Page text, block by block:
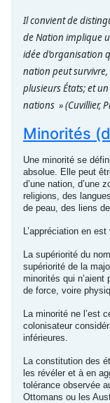
Il convient de
de Nation implique
idée d’organisation
nation peut survivre,
plusieurs États; et
nations »(Cuvillier,
Minorités
Une minorité se
absolue. Elle peut
d’une nation, d’une
religions, des
de peau, des liens
L’appréciation en
La supériorité du
supériorité de la
minorités qui
de force, voire
La minorité ne l’est
colonisateur
inférieures.
La constitution des
les révéler et à en
tolérance observée
Ottomans ou les